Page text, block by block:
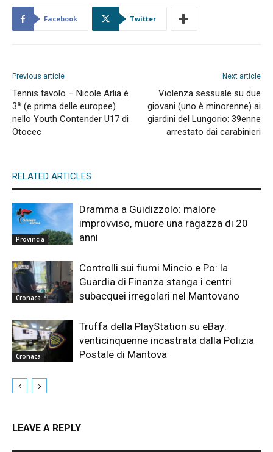
Facebook Twitter
Previous article
Tennis tavolo – Nicole Arlia è
3ª (e prima delle europee)
nello Youth Contender U17 di
Otocec
Next article
Violenza sessuale su due
giovani (uno è minorenne) ai
giardini del Lungorio: 39enne
arrestato dai carabinieri
RELATED ARTICLES
Provincia
Dramma a Guidizzolo: malore
improvviso, muore una ragazza di 20
anni
Cronaca
Controlli sui fiumi Mincio e Po: la
Guardia di Finanza stanga i centri
subacquei irregolari nel Mantovano
Cronaca
Truffa della PlayStation su eBay:
venticinquenne incastrata dalla Polizia
Postale di Mantova
LEAVE A REPLY